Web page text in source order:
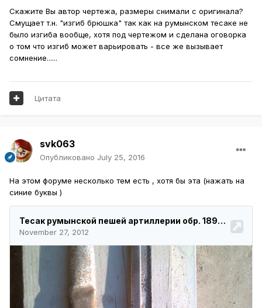
Скажите Вы автор чертежа, размеры снимали с оригинала?
Смущает т.н. "изгиб брюшка" так как на румынском тесаке не
было изгиба вообще, хотя под чертежом и сделана оговорка
о том что изгиб может варьировать - все же вызывает
сомнение......
Цитата
svk063
Опубликовано July 25, 2016
На этом форуме несколько тем есть , хотя бы эта (нажать на
синие буквы )